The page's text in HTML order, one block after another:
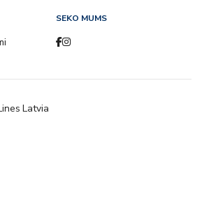
SEKO MUMS
Latvia